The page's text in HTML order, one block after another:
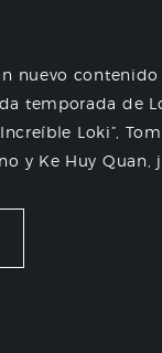
nuevo
temporada de
Loki”,
y Ke Huy Quan,